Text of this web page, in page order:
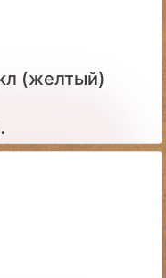
(желтый)